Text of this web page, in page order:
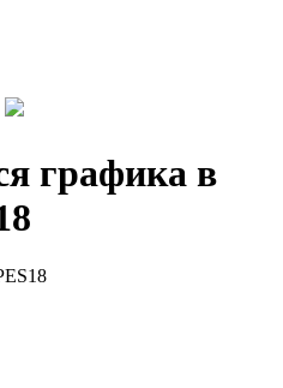
графика в